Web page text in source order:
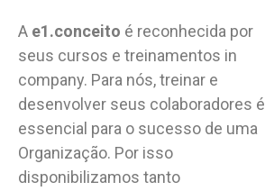
A e1.conceito é reconhecida por
seus cursos e treinamentos in
company. Para nós, treinar e
desenvolver seus colaboradores é
essencial para o sucesso de uma
Organização. Por isso
disponibilizamos tanto